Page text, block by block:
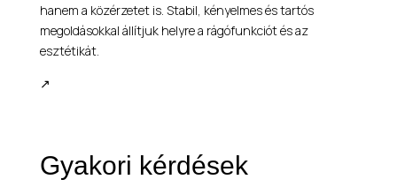
hanem a közérzetet is. Stabil, kényelmes és tartós
megoldásokkal állítjuk helyre a rágófunkciót és az
esztétikát.
↗
Gyakori kérdések